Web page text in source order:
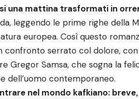
una mattina trasformati in
leggendo le prime righe della
europea. Così questo
serrato col dolore, con
Gregor Samsa, che sogna la
dell’uomo contemporaneo.
nel mondo kafkiano: